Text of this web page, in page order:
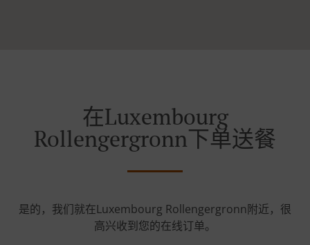
在Luxembourg
Rollengergronn下单送餐
是的，我们就在Luxembourg Rollengergronn附近，很
高兴收到您的在线订单。